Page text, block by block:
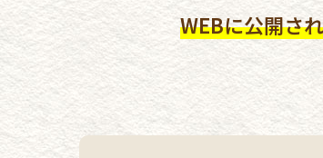
WEBに公開さ